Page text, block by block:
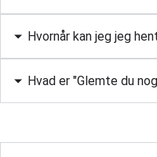
Hvornår kan jeg jeg
Hvad er "Glemte du